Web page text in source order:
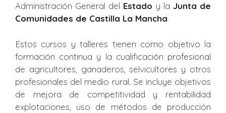
Administración General del Estado y la Junta de
Comunidades de Castilla La Mancha.
Estos cursos y talleres tienen como objetivo la
formación continua y la cualificación profesional
de agricultores, ganaderos, selvicultores y otros
profesionales del medio rural. Se incluye objetivos
de mejora de competitividad y rentabilidad
explotaciones, uso de métodos de producción